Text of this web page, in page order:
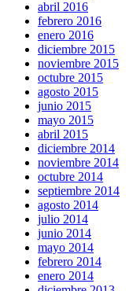
abril 2016
febrero 2016
enero 2016
diciembre 2015
noviembre 2015
octubre 2015
agosto 2015
junio 2015
mayo 2015
abril 2015
diciembre 2014
noviembre 2014
octubre 2014
septiembre 2014
agosto 2014
julio 2014
junio 2014
mayo 2014
febrero 2014
enero 2014